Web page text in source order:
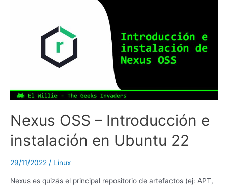
Nexus OSS – Introducción e
instalación en Ubuntu 22
29/11/2022 / Linux
Nexus es quizás el principal repositorio de artefactos (ej: APT,